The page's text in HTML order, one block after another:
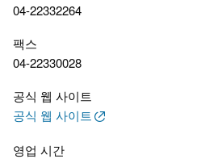
04-22332264
팩스
04-22330028
공식 웹 사이트
공식 웹 사이트
영업 시간